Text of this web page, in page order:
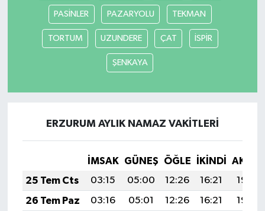
PASİNLER PAZARYOLU TEKMAN
TORTUM UZUNDERE ÇAT İSPİR
ŞENKAYA
ERZURUM AYLIK NAMAZ VAKITLERI
İMSAK GÜNEŞ ÖĞLE İKINDI
25 Tem Cts
03:15 05:00 12:26 16:21
19:43
26 Tem Paz
03:16 05:01 12:26 16:21
19:42